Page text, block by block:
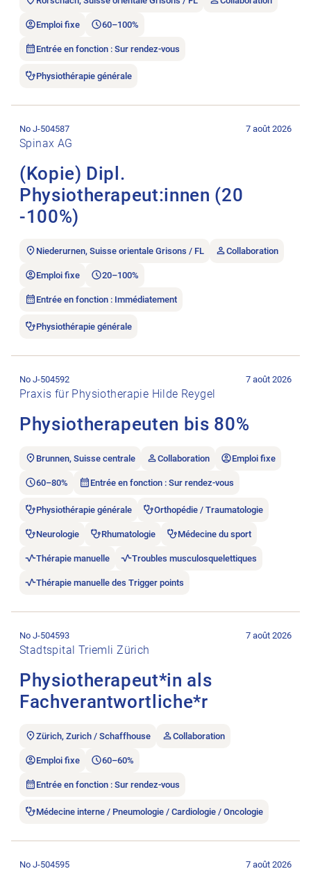
Emploi fixe 60–100%
Entrée en fonction : Sur rendez-vous
Physiothérapie générale
Spinax AG
(Kopie) Dipl.
Physiotherapeut:innen (20
-100%)
No J-504587 7 août 2026
Niederurnen, Suisse orientale Grisons / FL Collaboration
Emploi fixe 20–100%
Entrée en fonction : Immédiatement
Physiothérapie générale
Praxis für Physiotherapie Hilde Reygel
Physiotherapeuten bis 80%
No J-504592 7 août 2026
Brunnen, Suisse centrale Collaboration Emploi fixe
60–80% Entrée en fonction : Sur rendez-vous
Physiothérapie générale Orthopédie / Traumatologie
Neurologie Rhumatologie Médecine du sport
Thérapie manuelle Troubles musculosquelettiques
Thérapie manuelle des Trigger points
Stadtspital Triemli Zürich
Physiotherapeut*in als
Fachverantwortliche*r
No J-504593 7 août 2026
Zürich, Zurich / Schaffhouse Collaboration
Emploi fixe 60–60%
Entrée en fonction : Sur rendez-vous
Médecine interne / Pneumologie / Cardiologie / Oncologie
No J-504595 7 août 2026